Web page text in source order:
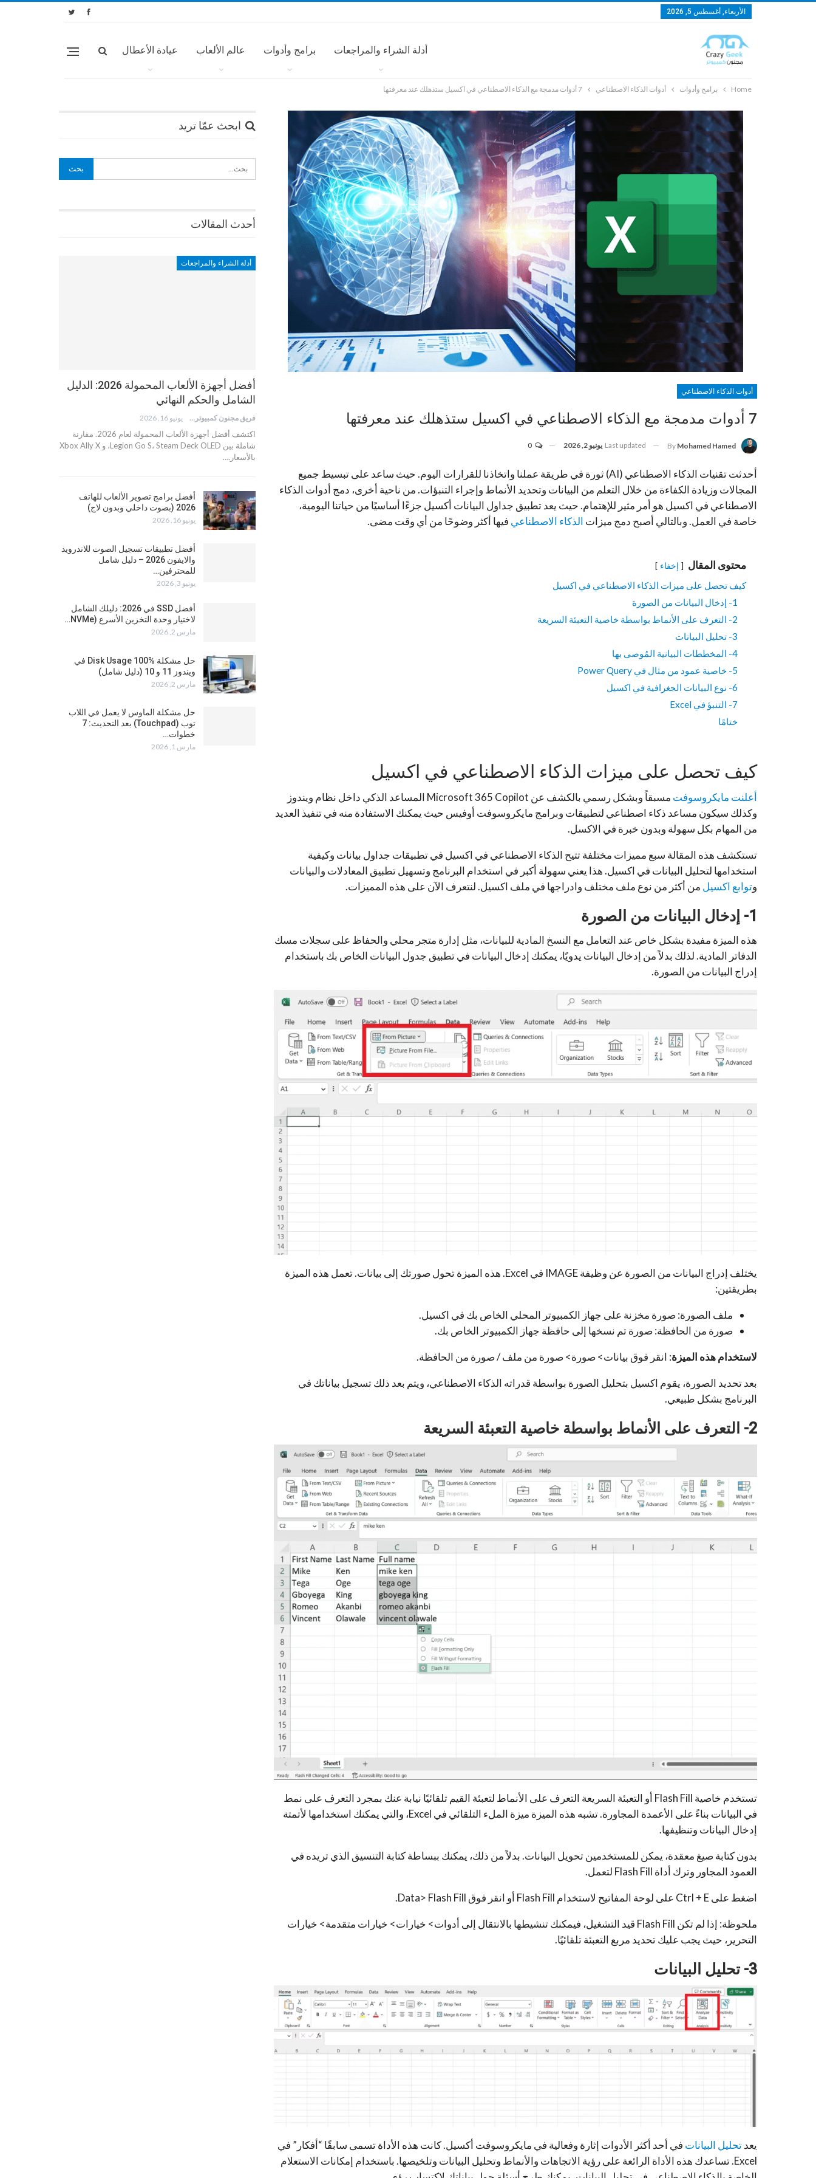
الأربعاء, أغسطس 5, 2026
أدلة الشراء والمراجعات برامج وأدوات عالم الألعاب عيادة الأعطال
Home برامج وأدوات أدوات الذكاء الاصطناعي 7 أدوات مدمجة مع الذكاء الاصطناعي في اكسيل ستذهلك عند معرفتها
أدوات الذكاء الاصطناعي
7 أدوات مدمجة مع الذكاء الاصطناعي في اكسيل ستذهلك عند معرفتها
By Mohamed Hamed
Last updated يونيو 2, 2026
أحدثت تقنيات الذكاء الاصطناعي (AI) ثورة في طريقة عملنا واتخاذنا للقرارات اليوم. حيث ساعد على تبسيط جميع
المجالات وزيادة الكفاءة من خلال التعلم من البيانات وتحديد الأنماط وإجراء التنبؤات.من ناحية أخرى، دمج أدوات الذكاء
الاصطناعي في اكسيل هو أمر مثير للإهتمام. حيث يعد تطبيق جداول البيانات أكسيل جزءًا أساسيًا من حياتنا اليومية،
خاصة في العمل. وبالتالي أصبح دمج ميزات الذكاء الاصطناعي فيها أكثر وضوحًا من أي وقت مضى.
محتوى المقال إخفاء
كيف تحصل على ميزات الذكاء الاصطناعي في اكسيل
1- إدخال البيانات من الصورة
2- التعرف على الأنماط بواسطة خاصية التعبئة السريعة
3- تحليل البيانات
4- المخططات البيانية المُوصى بها
5- خاصية عمود من مثال في Power Query
6- نوع البيانات الجغرافية في اكسيل
7- التنبؤ في Excel
ختامًا
كيف تحصل على ميزات الذكاء الاصطناعي في اكسيل
أعلنت مايكروسوفت
مسبقاً وبشكل رسمي بالكشف عن Microsoft 365 Copilot المساعد الذكي داخل نظام ويندوز
وكذلك سيكون مساعد ذكاء اصطناعي لتطبيقات وبرامج مايكروسوفت أوفيس حيث يمكنك الاستفادة منه في تنفيذ العديد
من المهام بكل سهولة وبدون خبرة في الاكسل.
تستكشف هذه المقالة سبع مميزات مختلفة تتيح الذكاء الاصطناعي في اكسيل في تطبيقات جداول بيانات وكيفية
استخدامها لتحليل البيانات في اكسيل. هذا يعني سهولة أكبر في استخدام البرنامج وتسهيل تطبيق المعادلات والبيانات
وتوابع اكسيل من أكثر من نوع ملف مختلف وادراجها في ملف اكسيل. لنتعرف الآن على هذه المميزات.
1- إدخال البيانات من الصورة
هذه الميزة مفيدة بشكل خاص عند التعامل مع النسخ المادية للبيانات، مثل إدارة متجر محلي والحفاظ على سجلات مسك
الدفاتر المادية. لذلك بدلاً من إدخال البيانات يدويًا، يمكنك إدخال البيانات في تطبيق جدول البيانات الخاص بك باستخدام
إدراج البيانات من الصورة.
يختلف إدراج البيانات من الصورة عن وظيفة IMAGE في Excel. هذه الميزة تحول صورتك إلى بيانات. تعمل هذه الميزة
بطريقتين:
ملف الصورة: صورة مخزنة على جهاز الكمبيوتر المحلي الخاص بك في اكسيل.
صورة من الحافظة: صورة تم نسخها إلى حافظة جهاز الكمبيوتر الخاص بك.
لاستخدام هذه الميزة: انقر فوق بيانات> صورة> صورة من ملف / صورة من الحافظة.
بعد تحديد الصورة، يقوم اكسيل بتحليل الصورة بواسطة قدراته الذكاء الاصطناعي، ويتم بعد ذلك تسجيل بياناتك في
البرنامج بشكل طبيعي.
2- التعرف على الأنماط بواسطة خاصية التعبئة السريعة
تستخدم خاصية Flash Fill أو التعبئة السريعة التعرف على الأنماط لتعبئة القيم تلقائيًا نيابة عنك بمجرد التعرف على نمط
في البيانات بناءً على الأعمدة المجاورة. تشبه هذه الميزة ميزة الملء التلقائي في Excel، والتي يمكنك استخدامها لأتمتة
إدخال البيانات وتنظيفها.
بدون كتابة صيغ معقدة، يمكن للمستخدمين تحويل البيانات. بدلاً من ذلك، يمكنك ببساطة كتابة التنسيق الذي تريده في
العمود المجاور وترك أداة Flash Fill لتعمل.
اضغط على Ctrl + E على لوحة المفاتيح لاستخدام Flash Fill أو انقر فوق Data> Flash Fill.
ملحوظة: إذا لم تكن Flash Fill قيد التشغيل، فيمكنك تنشيطها بالانتقال إلى أدوات> خيارات> خيارات متقدمة> خيارات
التحرير، حيث يجب عليك تحديد مربع التعبئة تلقائيًا.
3- تحليل البيانات
يعدتحليل البيانات في أحد أكثر الأدوات إثارة وفعالية في مايكروسوفت أكسيل. كانت هذه الأداة تسمى سابقًا “أفكار” في
Excel. تساعدك هذه الأداة الرائعة على رؤية الاتجاهات والأنماط وتحليل البيانات وتلخيصها. باستخدام إمكانات الاستعلام
ابحث عمّا تريد
أحدث المقالات
أدلة الشراء والمراجعات
أفضل أجهزة الألعاب المحمولة 2026: الدليل
الشامل والحكم النهائي
فريق مجنون كمبيوتر يونيو 16, 2026
اكتشف أفضل أجهزة الألعاب المحمولة لعام 2026. مقارنة
شاملة بين Legion Go S، Steam Deck OLED، و Xbox Ally X
بالأسعار.…
أفضل برامج تصوير الألعاب للهاتف
2026 (بصوت داخلي وبدون لاج)
يونيو 16, 2026
أفضل تطبيقات تسجيل الصوت للاندرويد
والايفون 2026 – دليل شامل
للمحترفين…
يونيو 3, 2026
أفضل SSD في 2026: دليلك الشامل
لاختيار وحدة التخزين الأسرع (NVMe…
مارس 2, 2026
حل مشكلة Disk Usage 100% في
ويندوز 11 و 10 (دليل شامل)
مارس 2, 2026
حل مشكلة الماوس لا يعمل في اللاب
توب (Touchpad) بعد التحديث: 7
خطوات…
مارس 1, 2026